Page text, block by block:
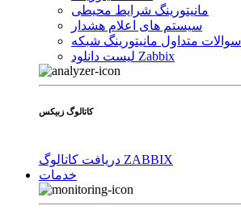
مانیتورینگ شرایط محیطی
سیستم های اعلام هشدار
سوالات متداول مانیتورینگ شبکه
لیست دانلود Zabbix
کاتالوگ زبیکس
دریافت کاتالوگ ZABBIX
خدمات